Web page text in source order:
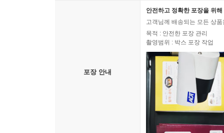
포장 안내
안전하고 정확한 포장을 위
고객님께 배송되는 모든 상
목적 : 안전한 포장 관리
촬영범위 : 박스 포장 작업